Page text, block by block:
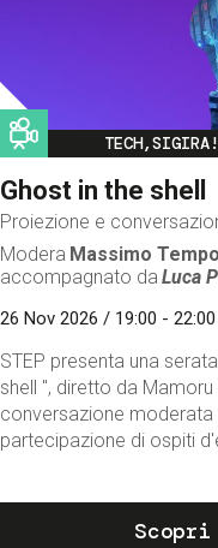
Image
Ghost in the shell
Proiezione e
Modera Massimo
accompagnato da Luca
26 Nov 2026 / 19:00 - 22:00
STEP presenta una
shell ", diretto da
conversazione
partecipazione di ospiti